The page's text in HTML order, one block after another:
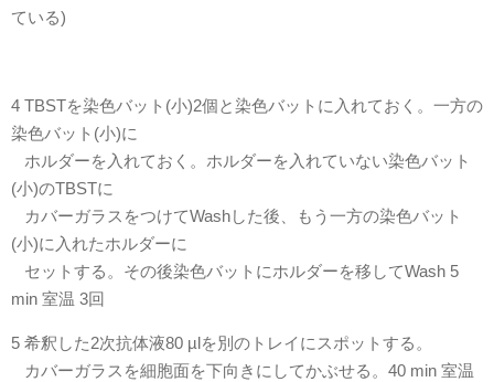
ている)
4 TBSTを染色バット(小)2個と染色バットに入れておく。一方の
染色バット(小)に
ホルダーを入れておく。ホルダーを入れていない染色バット
(小)のTBSTに
カバーガラスをつけてWashした後、もう一方の染色バット
(小)に入れたホルダーに
セットする。その後染色バットにホルダーを移してWash 5
min 室温 3回
5 希釈した2次抗体液80 µlを別のトレイにスポットする。
カバーガラスを細胞面を下向きにしてかぶせる。40 min 室温